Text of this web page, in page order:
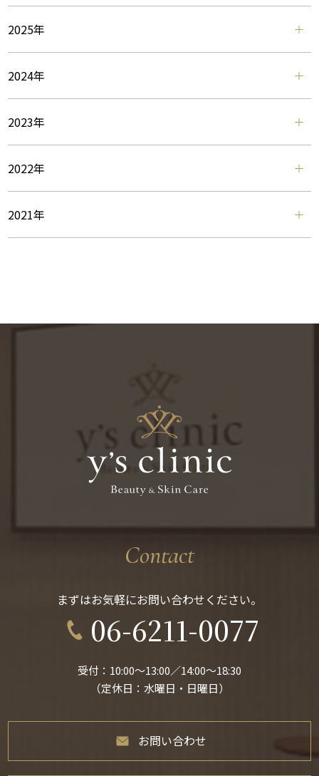
2025年
2024年
2023年
2022年
2021年
Contact
まずはお気軽にお問い合わせください。
06-6211-0077
受付：10:00〜13:00／14:00〜18:30
（定休日：水曜日・日曜日）
お問い合わせ